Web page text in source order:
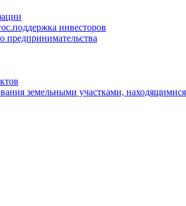
инвесторов
предпринимательства
земельными участками,